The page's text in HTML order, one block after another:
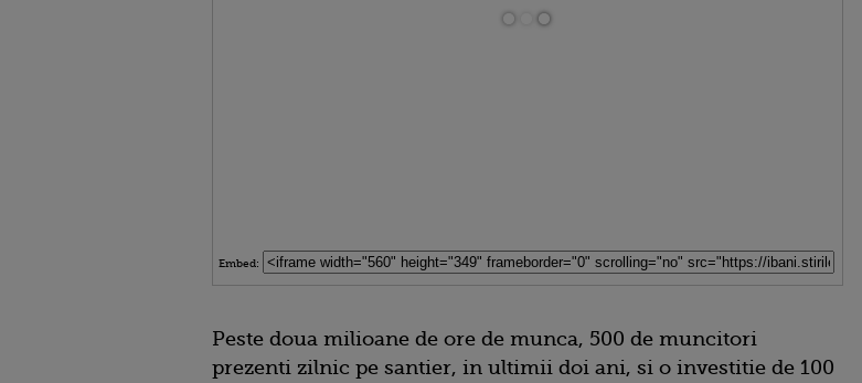
Embed:
Peste doua milioane de ore de munca, 500 de muncitori
prezenti zilnic pe santier, in ultimii doi ani, si o investitie de 100